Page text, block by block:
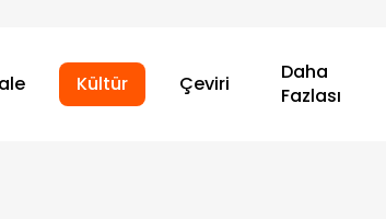
Kültür Çeviri
Daha
Fazlası